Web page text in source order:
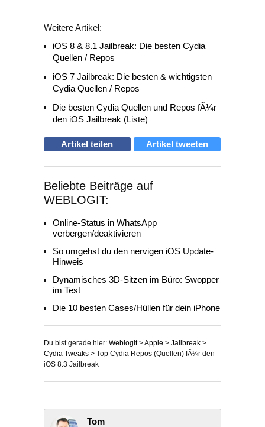
Weitere Artikel:
iOS 8 & 8.1 Jailbreak: Die besten Cydia
Quellen / Repos
iOS 7 Jailbreak: Die besten & wichtigsten
Cydia Quellen / Repos
Die besten Cydia Quellen und Repos fÃ¼r
den iOS Jailbreak (Liste)
Artikel teilen Artikel tweeten
Beliebte Beiträge auf
WEBLOGIT:
Online-Status in WhatsApp
verbergen/deaktivieren
So umgehst du den nervigen iOS Update-
Hinweis
Dynamisches 3D-Sitzen im Büro: Swopper
im Test
Die 10 besten Cases/Hüllen für dein iPhone
Du bist gerade hier: Weblogit>Apple > Jailbreak >
Cydia Tweaks > Top Cydia Repos (Quellen) fÃ¼r den
iOS 8.3 Jailbreak
Tom